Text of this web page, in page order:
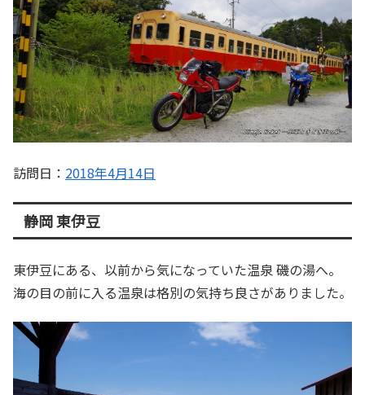
訪問日： 2018年4月14日
静岡 東伊豆
東伊豆にある、以前から気になっていた温泉 磯の湯へ。
海の目の前に入る温泉は格別の気持ち良さがありました。